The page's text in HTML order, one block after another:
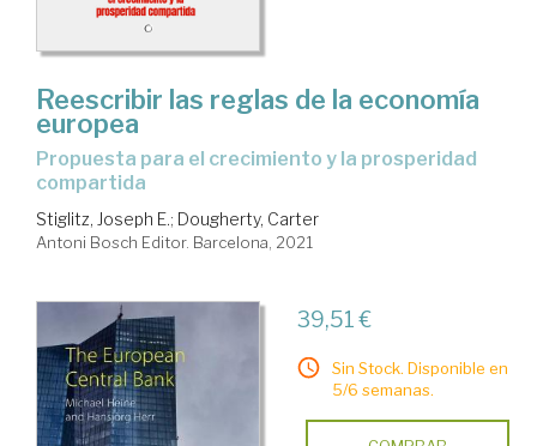
Reescribir las reglas de la economía
europea
propuesta para el crecimiento y la prosperidad
compartida
Stiglitz, Joseph E.; Dougherty, Carter
Antoni Bosch Editor. Barcelona, 2021
39,51 €
Sin Stock. Disponible en
5/6 semanas.